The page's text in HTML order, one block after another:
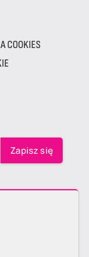
COOKIES